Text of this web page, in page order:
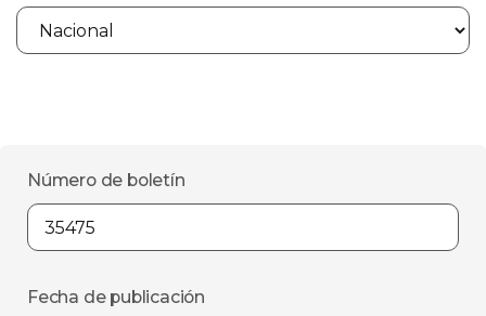
Número de boletín
Fecha de publicación